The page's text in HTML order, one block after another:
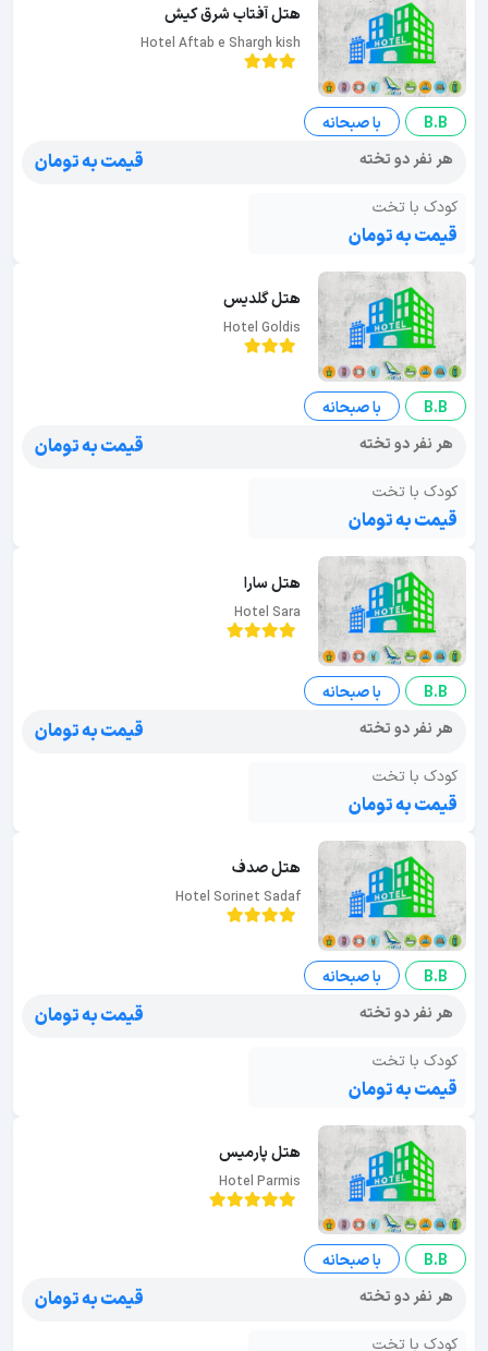
هتل آفتاب شرق کیش
Hotel Aftab e Shargh kish
B.B
با صبحانه
هر نفر دو تخته
قیمت به تومان
کودک با تخت
قیمت به تومان
هتل گلدیس
Hotel Goldis
B.B
با صبحانه
هر نفر دو تخته
قیمت به تومان
کودک با تخت
قیمت به تومان
هتل سارا
Hotel Sara
B.B
با صبحانه
هر نفر دو تخته
قیمت به تومان
کودک با تخت
قیمت به تومان
هتل صدف
Hotel Sorinet Sadaf
B.B
با صبحانه
هر نفر دو تخته
قیمت به تومان
کودک با تخت
قیمت به تومان
هتل پارمیس
Hotel Parmis
B.B
با صبحانه
هر نفر دو تخته
قیمت به تومان
کودک با تخت